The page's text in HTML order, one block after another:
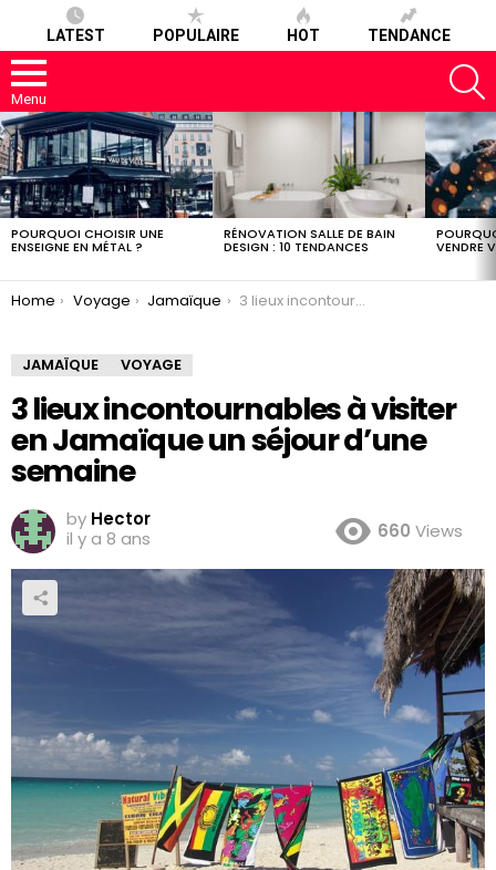
LATEST POPULAIRE HOT TENDANCE
Menu
LATEST
STORIES
POURQUOI CHOISIR UNE
ENSEIGNE EN MÉTAL ?
RÉNOVATION SALLE DE BAIN
DESIGN : 10 TENDANCES VENDRE
You are here:
Home Voyage Jamaïque 3 lieux incontournables à visiter en Jamaïque un séjour d’une semaine
JAMAÏQUE VOYAGE
3 lieux incontournables à visiter
en Jamaïque un séjour d’une
semaine
by Hector
il y a 8 ans
660 Views